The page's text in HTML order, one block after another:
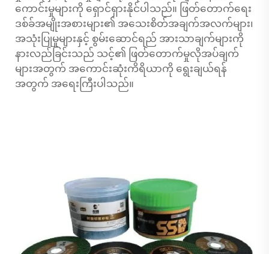
ကောင်းမှုများကို ရှောင်ရှားနိုင်ပါသည်။ ဖြတ်တောက်ရေး
ဒစ်ခ်အမျိုးအစားများ၏ အသေးစိတ်အချက်အလက်များ၊
အသုံးပြုမှုများနှင့် စွမ်းဆောင်ရည် အားသာချက်များကို
နားလည်ခြင်းသည် သင့်၏ ဖြတ်တောက်မှုလိုအပ်ချက်
များအတွက် အကောင်းဆုံးကိရိယာကို ရွေးချယ်ရန်
အတွက် အရေးကြီးပါသည်။